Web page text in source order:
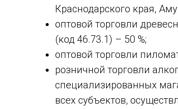
Краснодарского края,
оптовой торговли
(код 46.73.1) – 50 %;
оптовой торговли
розничной торговли
специализированных
всех субъектов,